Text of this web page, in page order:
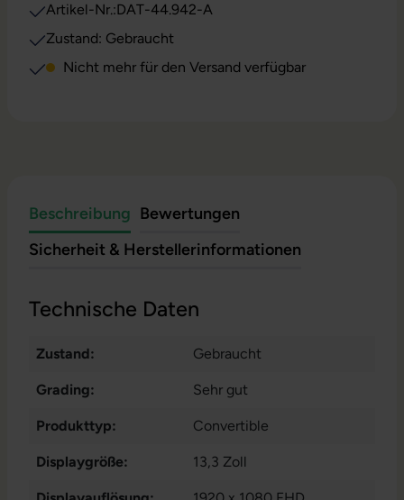
Artikel-Nr.:DAT-44.942-A
Zustand: Gebraucht
Nicht mehr für den Versand verfügbar
Beschreibung Bewertungen
Sicherheit & Herstellerinformationen
Technische Daten
Zustand: Gebraucht
Grading: Sehr gut
Produkttyp: Convertible
Displaygröße: 13,3 Zoll